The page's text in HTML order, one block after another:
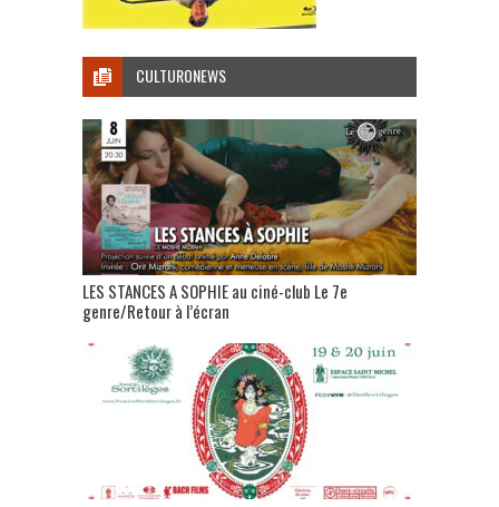
CULTURONEWS
LES STANCES A SOPHIE au ciné-club Le 7e
genre/Retour à l’écran